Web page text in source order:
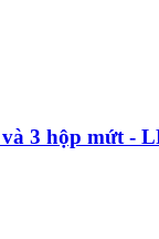
3 hộp mứt -